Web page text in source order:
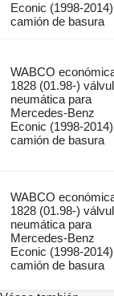
Econic (1998-2014)
camión de basura
WABCO
1828 (01.98-)
neumática para
Mercedes-Benz
Econic (1998-2014)
camión de basura
WABCO
1828 (01.98-)
neumática para
Mercedes-Benz
Econic (1998-2014)
camión de basura